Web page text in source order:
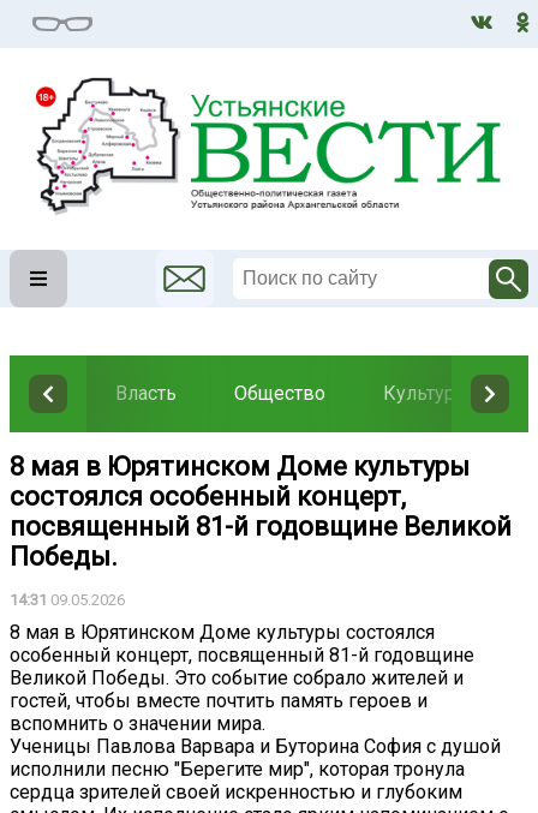
Власть Общество Культура
8 мая в Юрятинском Доме культуры
состоялся особенный концерт,
посвященный 81-й годовщине Великой
Победы.
14:31 09.05.2026
8 мая в Юрятинском Доме культуры состоялся
особенный концерт, посвященный 81-й годовщине
Великой Победы. Это событие собрало жителей и
гостей, чтобы вместе почтить память героев и
вспомнить о значении мира.
Ученицы Павлова Варвара и Буторина София с душой
исполнили песню "Берегите мир", которая тронула
сердца зрителей своей искренностью и глубоким